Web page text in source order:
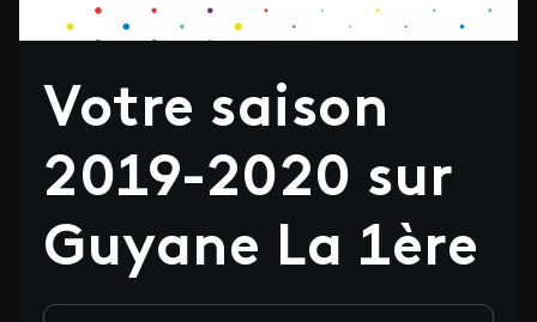
Votre saison
2019-2020 sur
Guyane La 1ère